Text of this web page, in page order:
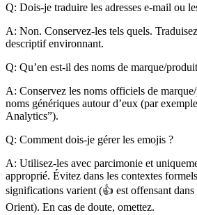
Q: Dois-je traduire les adresses e-mail ou
A: Non. Conservez-les tels quels.
descriptif environnant.
Q: Qu’en est-il des noms de marque/
A: Conservez les noms officiels de
noms génériques autour d’eux (par
Analytics”).
Q: Comment dois-je gérer les emojis ?
A: Utilisez-les avec parcimonie et
approprié. Évitez dans les contextes
significations varient (👍 est offensant
Orient). En cas de doute, omettez.